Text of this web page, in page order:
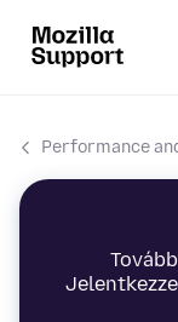
Performance